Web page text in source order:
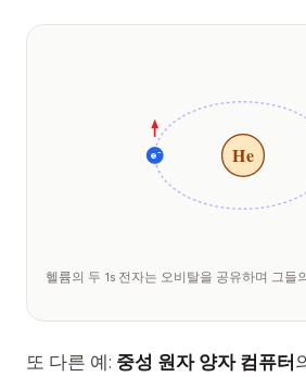
He
e⁻
헬륨의 두 1s 전자는 오비탈을 공유하며 그들
또 다른 예: 중성 원자 양자 컴퓨터